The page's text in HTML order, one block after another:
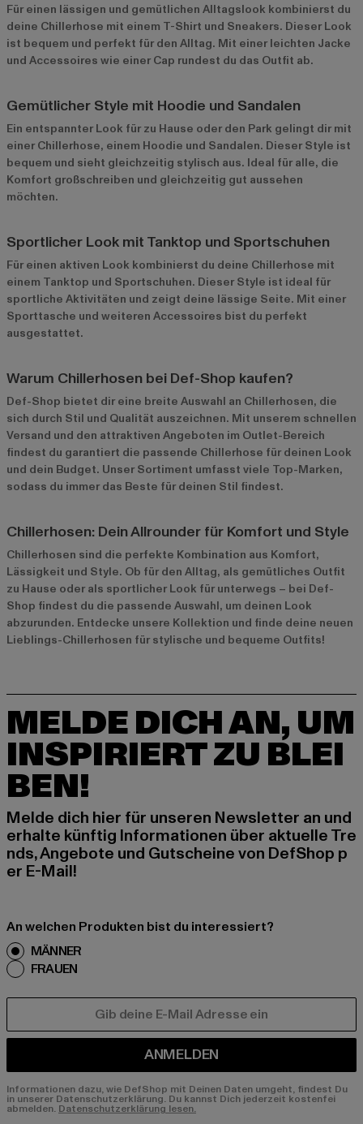
Für einen lässigen und gemütlichen Alltagslook kombinierst du
deine Chillerhose mit einem T-Shirt und Sneakers. Dieser Look
ist bequem und perfekt für den Alltag. Mit einer leichten Jacke
und Accessoires wie einer Cap rundest du das Outfit ab.
Gemütlicher Style mit Hoodie und Sandalen
Ein entspannter Look für zu Hause oder den Park gelingt dir mit
einer Chillerhose, einem Hoodie und Sandalen. Dieser Style ist
bequem und sieht gleichzeitig stylisch aus. Ideal für alle, die
Komfort großschreiben und gleichzeitig gut aussehen
möchten.
Sportlicher Look mit Tanktop und Sportschuhen
Für einen aktiven Look kombinierst du deine Chillerhose mit
einem Tanktop und Sportschuhen. Dieser Style ist ideal für
sportliche Aktivitäten und zeigt deine lässige Seite. Mit einer
Sporttasche und weiteren Accessoires bist du perfekt
ausgestattet.
Warum Chillerhosen bei Def-Shop kaufen?
Def-Shop bietet dir eine breite Auswahl an Chillerhosen, die
sich durch Stil und Qualität auszeichnen. Mit unserem schnellen
Versand und den attraktiven Angeboten im Outlet-Bereich
findest du garantiert die passende Chillerhose für deinen Look
und dein Budget. Unser Sortiment umfasst viele Top-Marken,
sodass du immer das Beste für deinen Stil findest.
Chillerhosen: Dein Allrounder für Komfort und Style
Chillerhosen sind die perfekte Kombination aus Komfort,
Lässigkeit und Style. Ob für den Alltag, als gemütliches Outfit
zu Hause oder als sportlicher Look für unterwegs – bei Def-
Shop findest du die passende Auswahl, um deinen Look
abzurunden. Entdecke unsere Kollektion und finde deine neuen
Lieblings-Chillerhosen für stylische und bequeme Outfits!
MELDE DICH AN, UM
INSPIRIERT ZU BLEI
BEN!
Melde dich hier für unseren Newsletter an und
erhalte künftig Informationen über aktuelle Tre
nds, Angebote und Gutscheine von DefShop p
er E-Mail!
An welchen Produkten bist du interessiert?
MÄNNER
FRAUEN
ANMELDEN
Informationen dazu, wie DefShop mit Deinen Daten umgeht, findest Du
in unserer Datenschutzerklärung. Du kannst Dich jederzeit kostenfei
abmelden. Datenschutzerklärung lesen.